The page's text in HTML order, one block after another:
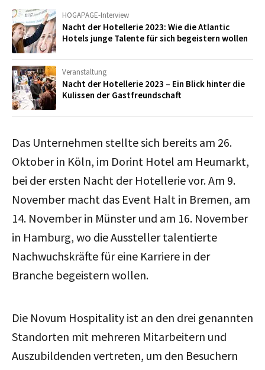
HOGAPAGE-Interview
Nacht der Hotellerie 2023: Wie die Atlantic
Hotels junge Talente für sich begeistern wollen
Veranstaltung
Nacht der Hotellerie 2023 – Ein Blick hinter die
Kulissen der Gastfreundschaft
Das Unternehmen stellte sich bereits am 26.
Oktober in Köln, im Dorint Hotel am Heumarkt,
bei der ersten Nacht der Hotellerie vor. Am 9.
November macht das Event Halt in Bremen, am
14. November in Münster und am 16. November
in Hamburg, wo die Aussteller talentierte
Nachwuchskräfte für eine Karriere in der
Branche begeistern wollen.
Die Novum Hospitality ist an den drei genannten
Standorten mit mehreren Mitarbeitern und
Auszubildenden vertreten, um den Besuchern